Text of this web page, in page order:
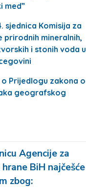
med”
sjednica Komisija za
prirodnih mineralnih,
i stonih voda u
Prijedlogu zakona o
geografskog
Agencije za
BiH najčešće
zbog: